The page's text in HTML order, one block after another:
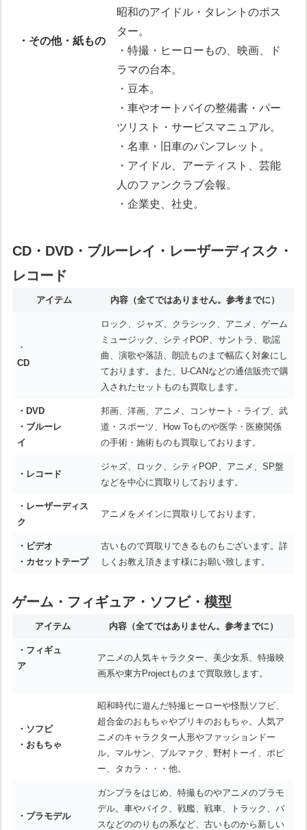
・その他・紙もの
昭和のアイドル・タレントのポス
ター。
・特撮・ヒーローもの、映画、ド
ラマの台本。
・豆本。
・車やオートバイの整備書・パー
ツリスト・サービスマニュアル。
・名車・旧車のパンフレット。
・アイドル、アーティスト、芸能
人のファンクラブ会報。
・企業史、社史。
CD・DVD・ブルーレイ・レーザーディスク・
レコード
アイテム 内容 （全てではありません。参考までに）
・
CD
ロック、ジャズ、クラシック、アニメ、ゲーム
ミュージック、シティPOP、サントラ、歌謡
曲、演歌や落語、朗読ものまで幅広く対象にし
ております。また、U-CANなどの通信販売で購
入されたセットものも買取します。
・DVD
・ブルーレ
イ
邦画、洋画、アニメ、コンサート・ライブ、武
道・スポーツ、How Toものや医学・医療関係
の手術・施術ものも買取しております。
・レコード
ジャズ、ロック、シティPOP、アニメ、SP盤
などを中心に買取りしております。
・レーザーディス
ク
アニメをメインに買取りしております。
・ビデオ
・カセットテープ
古いもので買取りできるものもございます。詳
しくお教え頂きます様にお願い致します。
ゲーム・フィギュア・ソフビ・模型
アイテム 内容（全てではありません。参考までに）
・フィギュ
ア
アニメの人気キャラクター、美少女系、特撮映
画系や東方Projectものまで買取致します。
・ソフビ
・おもちゃ
昭和時代に遊んだ特撮ヒーローや怪獣ソフビ、
超合金のおもちゃやブリキのおもちゃ。人気ア
ニメのキャラクター人形やファッションドー
ル。マルサン、ブルマァク、野村トーイ、ポピ
ー、タカラ・・・他。
・プラモデル
ガンプラをはじめ、特撮ものやアニメのプラモ
デル。車やバイク、戦艦、戦車、トラック、バ
スなどののりもの系など、古いものから新しい